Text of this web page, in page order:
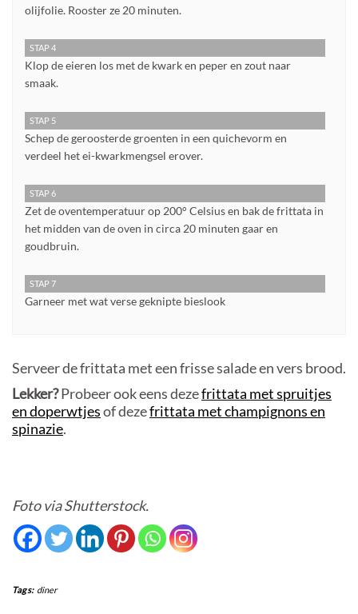
olijfolie. Rooster ze 20 minuten.
STAP 4
Klop de eieren los met de kwark en peper en zout naar
smaak.
STAP 5
Schep de geroosterde groenten in een quichevorm en
verdeel het ei-kwarkmengsel erover.
STAP 6
Zet de oventemperatuur op 200° Celsius en bak de frittata in
het midden van de oven in circa 20 minuten gaar en
goudbruin.
STAP 7
Garneer met wat verse geknipte bieslook
Serveer de frittata met een frisse salade en vers brood.
Lekker?Probeer ook eens dezefrittata met spruitjes
en doperwtjesof dezefrittata met champignons en
spinazie.
Foto via Shutterstock.
Tags: diner